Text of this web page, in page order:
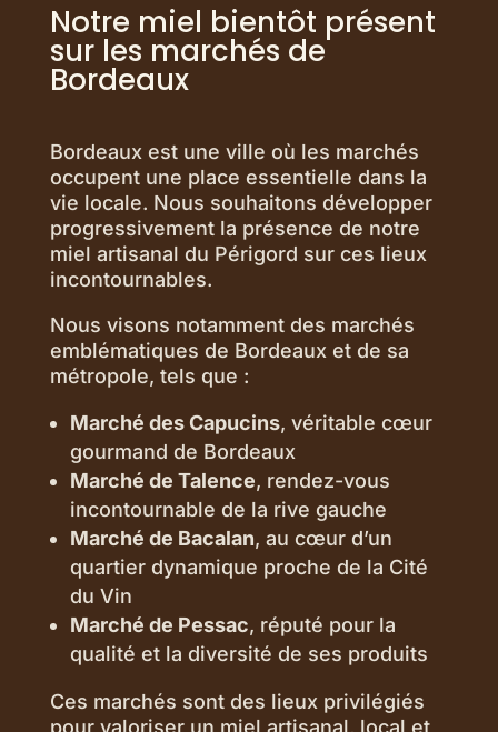
Notre miel bientôt présent
sur les marchés de
Bordeaux
Bordeaux est une ville où les marchés
occupent une place essentielle dans la
vie locale. Nous souhaitons développer
progressivement la présence de notre
miel artisanal du Périgord sur ces lieux
incontournables.
Nous visons notamment des marchés
emblématiques de Bordeaux et de sa
métropole, tels que :
Marché des Capucins, véritable cœur
gourmand de Bordeaux
Marché de Talence, rendez-vous
incontournable de la rive gauche
Marché de Bacalan, au cœur d’un
quartier dynamique proche de la Cité
du Vin
Marché de Pessac, réputé pour la
qualité et la diversité de ses produits
Ces marchés sont des lieux privilégiés
pour valoriser un miel artisanal, local et